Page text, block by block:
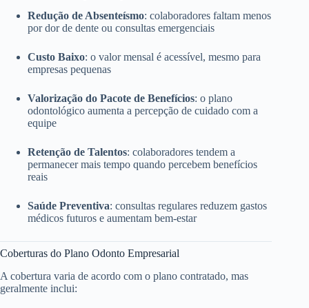
Redução de Absenteísmo: colaboradores faltam menos
por dor de dente ou consultas emergenciais
Custo Baixo: o valor mensal é acessível, mesmo para
empresas pequenas
Valorização do Pacote de Benefícios: o plano
odontológico aumenta a percepção de cuidado com a
equipe
Retenção de Talentos: colaboradores tendem a
permanecer mais tempo quando percebem benefícios
reais
Saúde Preventiva: consultas regulares reduzem gastos
médicos futuros e aumentam bem-estar
Coberturas do Plano Odonto Empresarial
A cobertura varia de acordo com o plano contratado, mas
geralmente inclui: